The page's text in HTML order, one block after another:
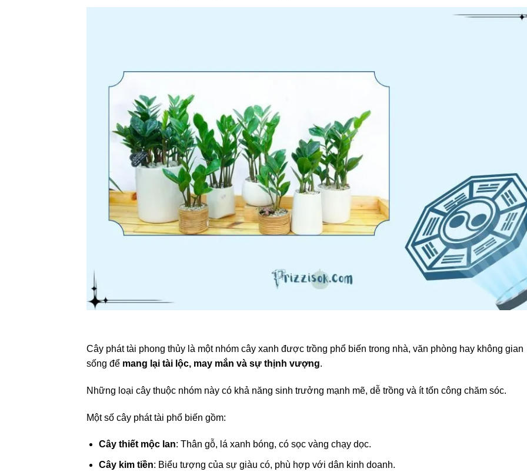
Cây phát tài phong thủy là một nhóm cây xanh được trồng phổ biến trong nhà, văn phòng hay không gian
sống để mang lại tài lộc, may mắn và sự thịnh vượng.
Những loại cây thuộc nhóm này có khả năng sinh trưởng mạnh mẽ, dễ trồng và ít tốn công chăm sóc.
Một số cây phát tài phổ biến gồm:
Cây thiết mộc lan: Thân gỗ, lá xanh bóng, có sọc vàng chạy dọc.
Cây kim tiền: Biểu tượng của sự giàu có, phù hợp với dân kinh doanh.